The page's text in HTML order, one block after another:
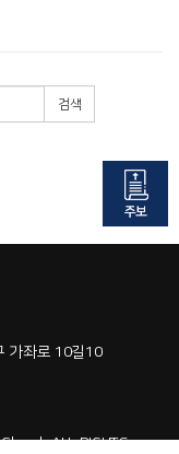
검색
가좌로 10길10
RIGHTS